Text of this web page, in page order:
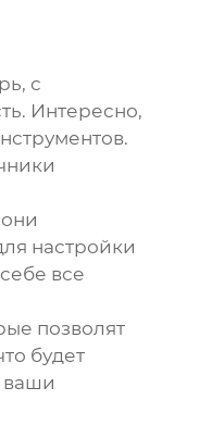
с
Интересно,
настройки
все
позволят
будет
ваши